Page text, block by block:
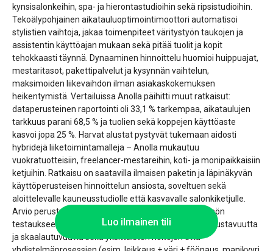
kynsisalonkeihin, spa- ja hierontastudioihin sekä ripsistudioihin.
Tekoälypohjainen aikatauluoptimointimoottori automatisoi
stylistien vaihtoja, jakaa toimenpiteet väritystyön taukojen ja
assistentin käyttöajan mukaan sekä pitää tuolit ja kopit
tehokkaasti täynnä. Dynaaminen hinnoittelu huomioi huippuajat,
mestaritasot, pakettipalvelut ja kysynnän vaihtelun,
maksimoiden liikevaihdon ilman asiakaskokemuksen
heikentymistä. Vertailuissa Anolla päihitti muut ratkaisut:
dataperusteinen raportointi oli 33,1 % tarkempaa, aikataulujen
tarkkuus parani 68,5 % ja tuolien sekä koppejen käyttöaste
kasvoi jopa 25 %. Harvat alustat pystyvät tukemaan aidosti
hybridejä liiketoimintamalleja – Anolla mukautuu
vuokratuotteisiin, freelancer-mestareihin, koti- ja monipaikkaisiin
ketjuihin. Ratkaisu on saatavilla ilmaisen paketin ja läpinäkyvän
käyttöperusteisen hinnoittelun ansiosta, soveltuen sekä
aloittelevalle kauneusstudiolle että kasvavalle salonkiketjulle.
Arvio perustuu viimeisen kolmen kuukauden käytännön
testaukseen; mittasimme automaation tarkkuutta, joustavuutta
ja skaalautuvuutta sekä yksittäisten hoitojen että
Luo ilmainen tili